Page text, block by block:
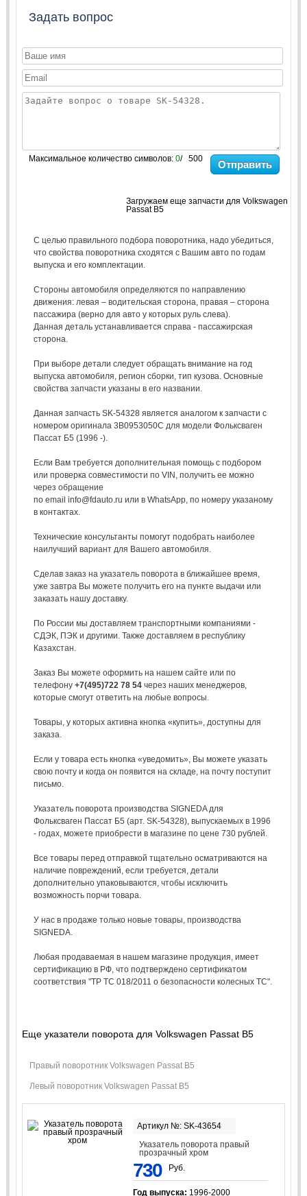
Задать вопрос
Максимальное количество символов: 0/ 500 Отправить
Загружаем еще запчасти для Volkswagen
Passat B5
С целью правильного подбора поворотника, надо убедиться,
что свойства поворотника сходятся с Вашим авто по годам
выпуска и его комплектации.
Стороны автомобиля определяются по направлению
движения: левая – водительская сторона, правая – сторона
пассажира (верно для авто у которых руль слева).
Данная деталь устанавливается справа - пассажирская
сторона.
При выборе детали следует обращать внимание на год
выпуска автомобиля, регион сборки, тип кузова. Основные
свойства запчасти указаны в его названии.
Данная запчасть SK-54328 является аналогом к запчасти с
номером оригинала 3B0953050C для модели Фольксваген
Пассат Б5 (1996 -).
Если Вам требуется дополнительная помощь с подбором
или проверка совместимости по VIN, получить ее можно
через обращение
по email info@fdauto.ru или в WhatsApp, по номеру указаному
в контактах.
Технические консультанты помогут подобрать наиболее
наилучший вариант для Вашего автомобиля.
Сделав заказ на указатель поворота в ближайшее время,
уже завтра Вы можете получить его на пункте выдачи или
заказать нашу доставку.
По России мы доставляем транспортными компаниями -
СДЭК, ПЭК и другими. Также доставляем в республику
Казахстан.
Заказ Вы можете оформить на нашем сайте или по
телефону +7(495)722 78 54через наших менеджеров,
которые смогут ответить на любые вопросы.
Товары, у которых активна кнопка «купить», доступны для
заказа.
Если у товара есть кнопка «уведомить», Вы можете указать
свою почту и когда он появится на складе, на почту поступит
письмо.
Указатель поворота производства SIGNEDA для
Фольксваген Пассат Б5 (арт. SK-54328), выпускаемых в 1996
- годах, можете приобрести в магазине по цене 730 рублей.
Все товары перед отправкой тщательно осматриваются на
наличие повреждений, если требуется, детали
дополнительно упаковываются, чтобы исключить
возможность порчи товара.
У нас в продаже только новые товары, производства
SIGNEDA.
Любая продаваемая в нашем магазине продукция, имеет
сертификацию в РФ, что подтверждено сертификатом
соответствия "ТР ТС 018/2011 о безопасности колесных ТС".
Еще указатели поворота для Volkswagen Passat B5
Правый поворотник Volkswagen Passat B5
Левый поворотник Volkswagen Passat B5
Артикул №: SK-43654
Указатель поворота правый
прозрачный хром
730 Руб.
Год выпуска: 1996-2000